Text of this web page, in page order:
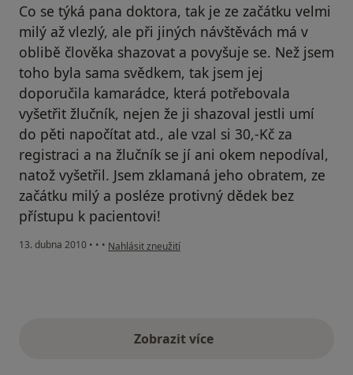
Co se týká pana doktora, tak je ze začátku velmi
milý až vlezlý, ale při jiných návštěvách má v
oblibě člověka shazovat a povyšuje se. Než jsem
toho byla sama svědkem, tak jsem jej
doporučila kamarádce, která potřebovala
vyšetřit žlučník, nejen že ji shazoval jestli umí
do pěti napočítat atd., ale vzal si 30,-Kč za
registraci a na žlučník se jí ani okem nepodíval,
natož vyšetřil. Jsem zklamaná jeho obratem, ze
začátku milý a posléze protivný dědek bez
přístupu k pacientovi!
13. dubna 2010 • • • podle názoru uživatele Pacient
Nahlásit zneužití
Zobrazit vícevýše uvedené názory